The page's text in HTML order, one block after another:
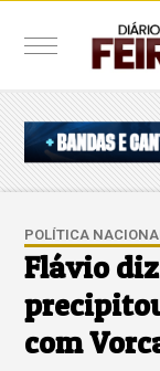
POLÍTICA
Flávio
com